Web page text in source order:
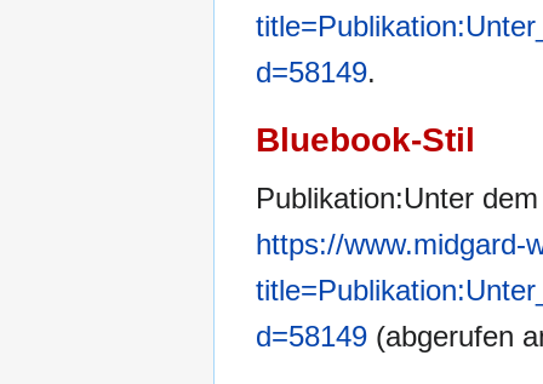
d=58149.
Bluebook-Stil
Publikation:Unter
https://www.midgard-
d=58149 (abgerufen